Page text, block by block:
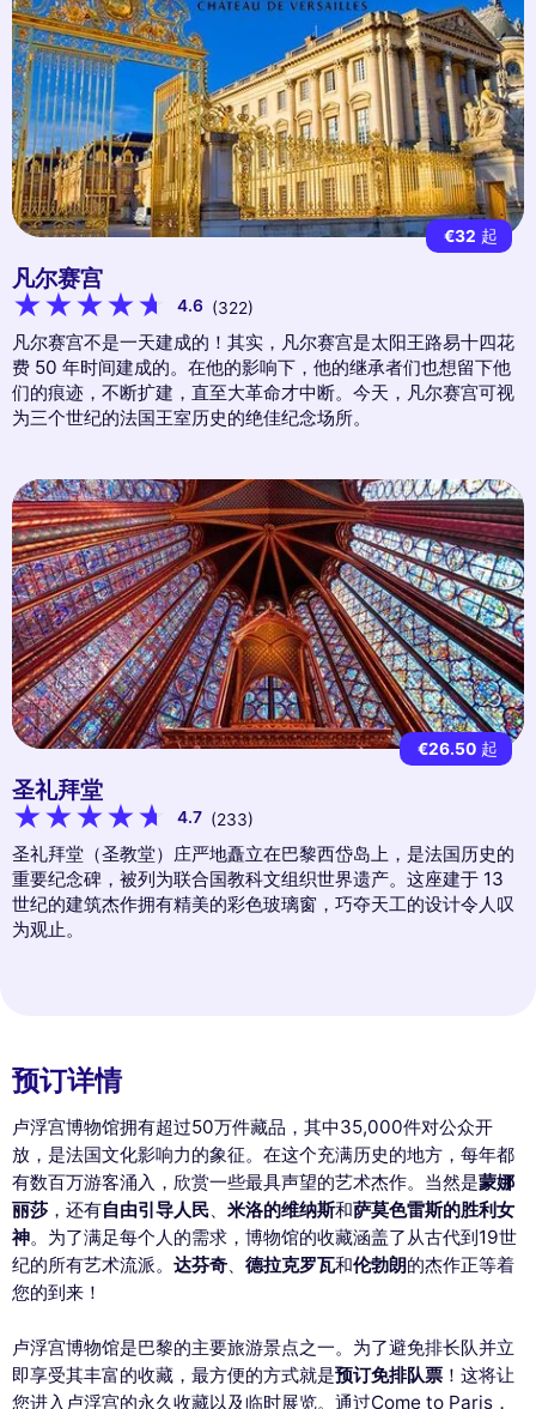
€32 起
凡尔赛宫
4.6 (322)
凡尔赛宫不是一天建成的！其实，凡尔赛宫是太阳王路易十四花
费 50 年时间建成的。在他的影响下，他的继承者们也想留下他
们的痕迹，不断扩建，直至大革命才中断。今天，凡尔赛宫可视
为三个世纪的法国王室历史的绝佳纪念场所。
€26.50 起
圣礼拜堂
4.7 (233)
圣礼拜堂（圣教堂）庄严地矗立在巴黎西岱岛上，是法国历史的
重要纪念碑，被列为联合国教科文组织世界遗产。这座建于 13
世纪的建筑杰作拥有精美的彩色玻璃窗，巧夺天工的设计令人叹
为观止。
预订详情
卢浮宫博物馆拥有超过50万件藏品，其中35,000件对公众开
放，是法国文化影响力的象征。在这个充满历史的地方，每年都
有数百万游客涌入，欣赏一些最具声望的艺术杰作。当然是蒙娜
丽莎 ，还有自由引导人民、 米洛的维纳斯和萨莫色雷斯的胜利女
神。为了满足每个人的需求，博物馆的收藏涵盖了从古代到19世
纪的所有艺术流派。 达芬奇、 德拉克罗瓦和伦勃朗的杰作正等着
您的到来！
卢浮宫博物馆是巴黎的主要旅游景点之一。为了避免排长队并立
即享受其丰富的收藏，最方便的方式就是预订免排队票 ！这将让
您进入卢浮宫的永久收藏以及临时展览。通过Come to Paris，